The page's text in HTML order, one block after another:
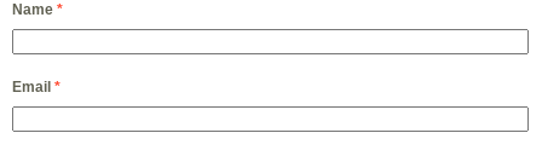
Name *
Email *